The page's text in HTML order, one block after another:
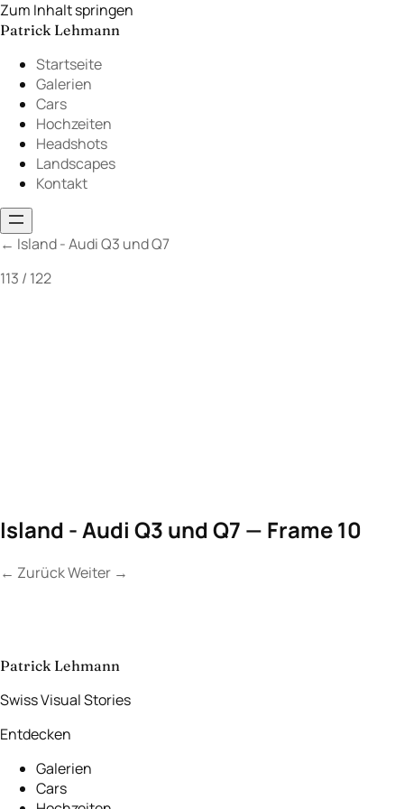
Zum Inhalt springen
Patrick Lehmann
Startseite
Galerien
Cars
Hochzeiten
Headshots
Landscapes
Kontakt
← Island - Audi Q3 und Q7
113 / 122
Island - Audi Q3 und Q7 — Frame 10
← ZurückWeiter →
aufnehmen→
Patrick Lehmann
Swiss Visual Stories
Entdecken
Galerien
Cars